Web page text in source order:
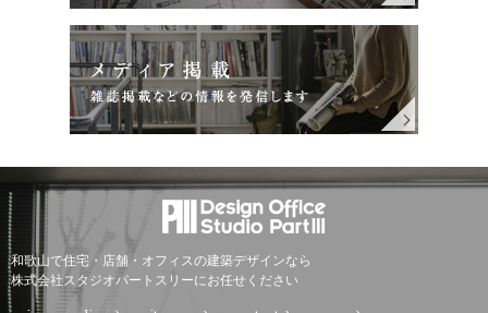
和歌山で住宅・店舗・オフィスの建築デザインなら
株式会社スタジオパートスリーにお任せください